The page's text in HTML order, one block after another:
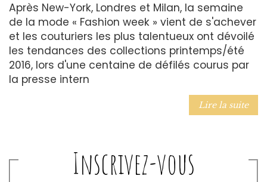
Après New-York, Londres et Milan, la semaine
de la mode « Fashion week » vient de s'achever
et les couturiers les plus talentueux ont dévoilé
les tendances des collections printemps/été
2016, lors d'une centaine de défilés courus par
la presse intern
Lire la suite
Inscrivez-vous